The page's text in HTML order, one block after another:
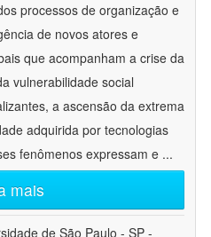
processos de organização e
de novos atores e
que acompanham a crise da
vulnerabilidade social
a ascensão da extrema
adquirida por tecnologias
fenômenos expressam e ...
mais
de São Paulo - SP -